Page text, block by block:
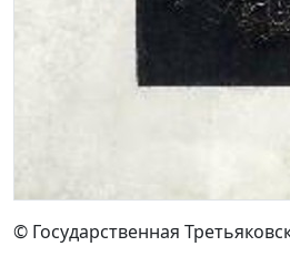
© Государственная